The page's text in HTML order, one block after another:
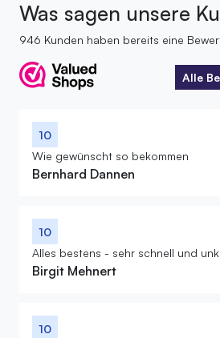
Was sagen unsere
946 Kunden haben bereits eine
Alle
Alle
10
Wie gewünscht so bekommen
Bernhard Dannen
10
Alles bestens - sehr schnell und
Birgit Mehnert
10